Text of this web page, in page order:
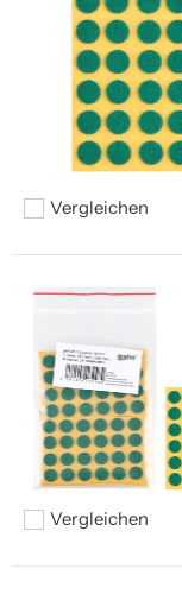
Hinzufügen zum
Vergleichen
Hinzufügen zum
Vergleichen